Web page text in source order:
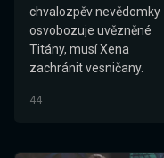
chvalozpěv nevědomky
osvobozuje uvězněné
Titány, musí Xena
zachránit vesničany.
44